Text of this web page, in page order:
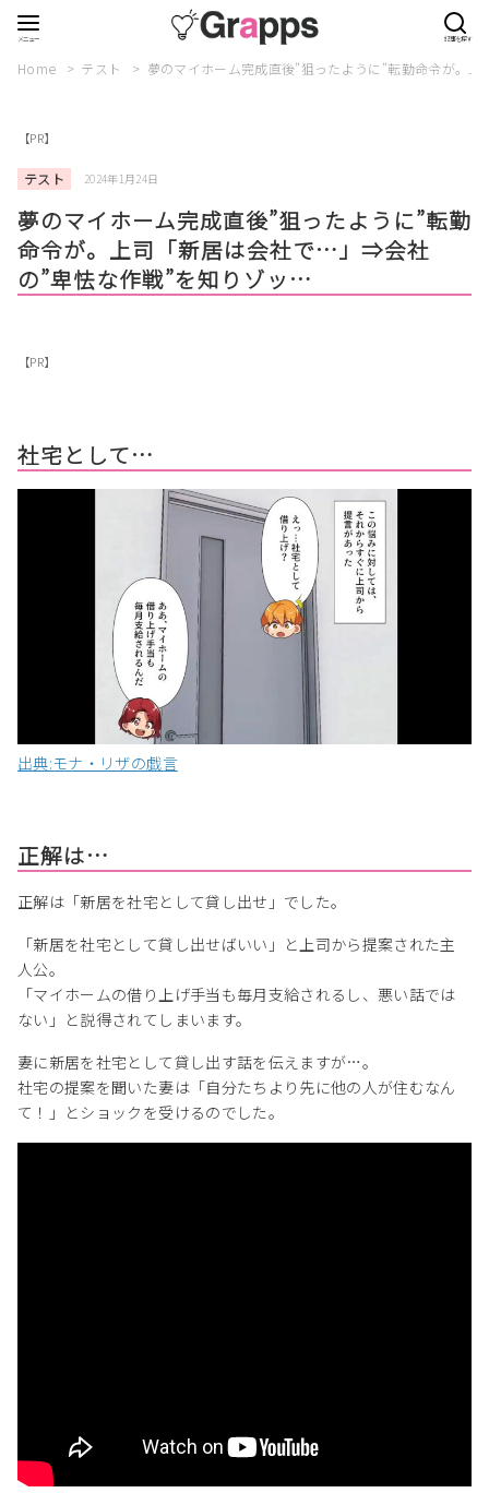
Home テスト 夢のマイホーム完成直後”狙ったように”転勤命令が
【PR】
テスト 2024年1月24日
夢のマイホーム完成直後”狙ったように”転勤
命令が。上司「新居は会社で…」⇒会社
の”卑怯な作戦”を知りゾッ…
【PR】
社宅として…
出典:モナ・リザの戯言
正解は…
正解は「新居を社宅として貸し出せ」でした。
「新居を社宅として貸し出せばいい」と上司から提案された主
人公。
「マイホームの借り上げ手当も毎月支給されるし、悪い話では
ない」と説得されてしまいます。
妻に新居を社宅として貸し出す話を伝えますが…。
社宅の提案を聞いた妻は「自分たちより先に他の人が住むなん
て！」とショックを受けるのでした。